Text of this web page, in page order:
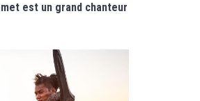
est un grand chanteur